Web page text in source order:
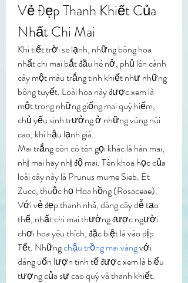
Vẻ Đẹp Thanh Khiết Của
Nhất Chi Mai
Khi tiết trời se lạnh, những bông hoa
nhất chi mai bắt đầu hé nở, phủ lên cành
cây một màu trắng tinh khiết như những
bông tuyết. Loài hoa này được xem là
một trong những giống mai quý hiếm,
chủ yếu sinh trưởng ở những vùng núi
cao, khí hậu lạnh giá.
Mai trắng còn có tên gọi khác là hàn mai,
nhị mai hay nhị độ mai. Tên khoa học của
loài cây này là Prunus mume Sieb. Et
Zucc, thuộc họ Hoa hồng (Rosaceae).
Với vẻ đẹp thanh nhã, dáng cây dễ tạo
thế, nhất chi mai thường được người
chơi hoa yêu thích, đặc biệt là vào dịp
Tết. Những chậu trồng mai vàng với
dáng uốn lượn tinh tế được xem là biểu
tượng của sự cao quý và thanh khiết.